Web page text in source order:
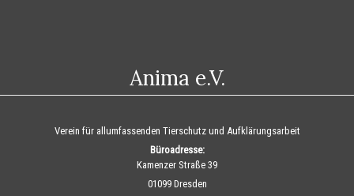
Anima e.V.
Verein für allumfassenden Tierschutz und Aufklärungsarbeit
Büroadresse:
Kamenzer Straße 39
01099 Dresden